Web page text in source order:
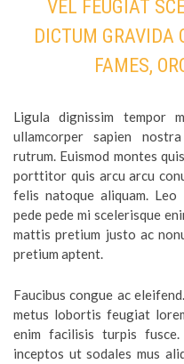
VEL FEUGIAT
DICTUM GRAVIDA
FAMES,
Ligula dignissim tempor
ullamcorper sapien
rutrum. Euismod montes
porttitor quis arcu arcu
felis natoque aliquam. Leo
pede pede mi scelerisque
mattis pretium justo ac
pretium aptent.
Faucibus congue ac
metus lobortis feugiat
enim facilisis turpis
inceptos ut sodales mus